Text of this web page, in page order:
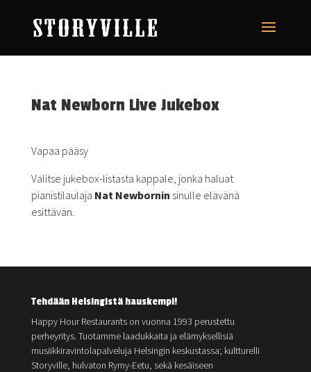
Nat Newborn Live Jukebox
Vapaa pääsy
Valitse jukebox-listasta kappale, jonka haluat
pianistilaulaja Nat Newbornin sinulle elävänä
esittävän.
Tehdään Helsingistä hauskempi!
Happy Hour Restaurants on vuonna 1993 perustettu
perheyritys. Tuotamme laadukkaita ja elämyksellisiä
musiikkiravintolapalveluja Helsingin keskustassa; kultturelli
Storyville, hulvaton Rymy-Eetu, sekä kesäiseen